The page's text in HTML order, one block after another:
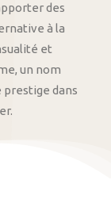
des
à la
et
un nom
prestige dans